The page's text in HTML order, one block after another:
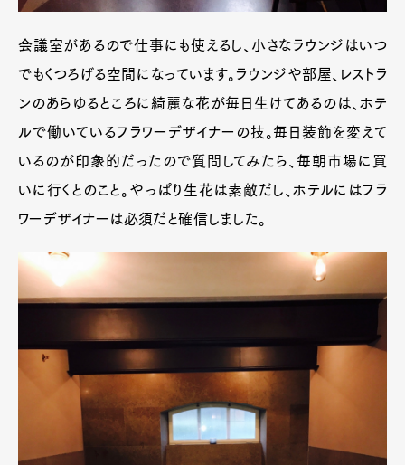
会議室があるので仕事にも使えるし、小さなラウンジはいつ
でもくつろげる空間になっています。ラウンジや部屋、レストラ
ンのあらゆるところに綺麗な花が毎日生けてあるのは、ホテ
ルで働いているフラワーデザイナーの技。毎日装飾を変えて
いるのが印象的だったので質問してみたら、毎朝市場に買
いに行くとのこと。やっぱり生花は素敵だし、ホテルにはフラ
ワーデザイナーは必須だと確信しました。